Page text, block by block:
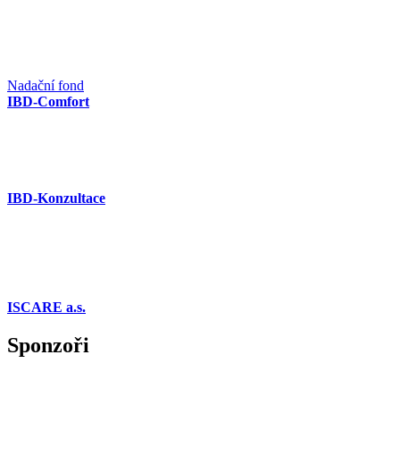
Nadační fond
IBD-Comfort
IBD-Konzultace
ISCARE a.s.
Sponzoři